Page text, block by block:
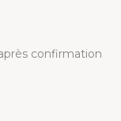
confirmation